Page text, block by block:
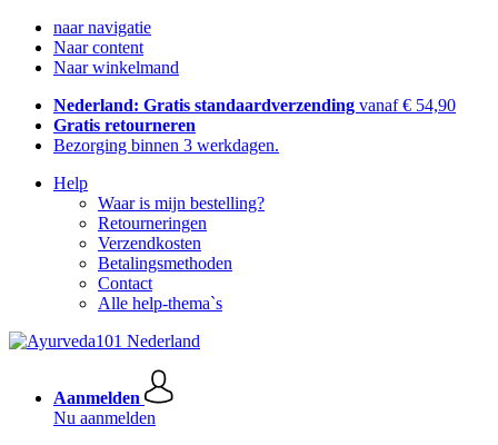
naar navigatie
Naar content
Naar winkelmand
Nederland: Gratis standaardverzending vanaf € 54,90
Gratis retourneren
Bezorging binnen 3 werkdagen.
Help
Waar is mijn bestelling?
Retourneringen
Verzendkosten
Betalingsmethoden
Contact
Alle help-thema`s
Aanmelden
Nu aanmelden